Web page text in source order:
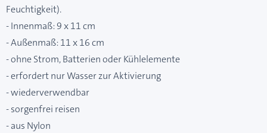
Feuchtigkeit).
- Innenmaß: 9 x 11 cm
- Außenmaß: 11 x 16 cm
- ohne Strom, Batterien oder Kühlelemente
- erfordert nur Wasser zur Aktivierung
- wiederverwendbar
- sorgenfrei reisen
- aus Nylon